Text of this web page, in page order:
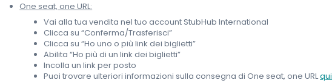
One seat, one URL:
Vai alla tua vendita nel tuo account StubHub International
Clicca su “Conferma/Trasferisci”
Clicca su “Ho uno o più link dei biglietti”
Abilita “Ho più di un link dei biglietti”
Incolla un link per posto
Puoi trovare ulteriori informazioni sulla consegna di One seat, one URLqui